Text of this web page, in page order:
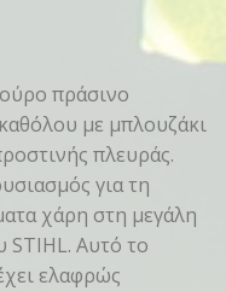
πράσινο
με μπλουζάκι
πλευράς.
για τη
χάρη στη μεγάλη
Αυτό το
ελαφρώς